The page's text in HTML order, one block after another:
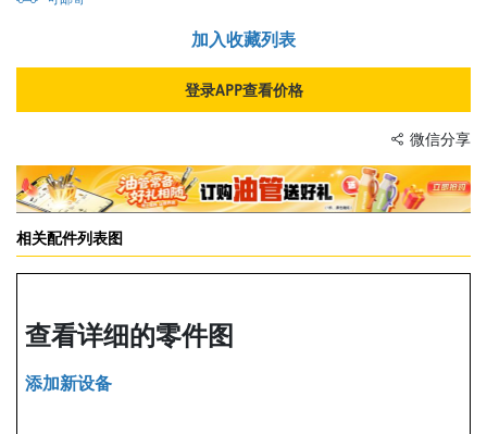
加入收藏列表
登录APP查看价格
微信分享
相关配件列表图
查看详细的零件图
添加新设备